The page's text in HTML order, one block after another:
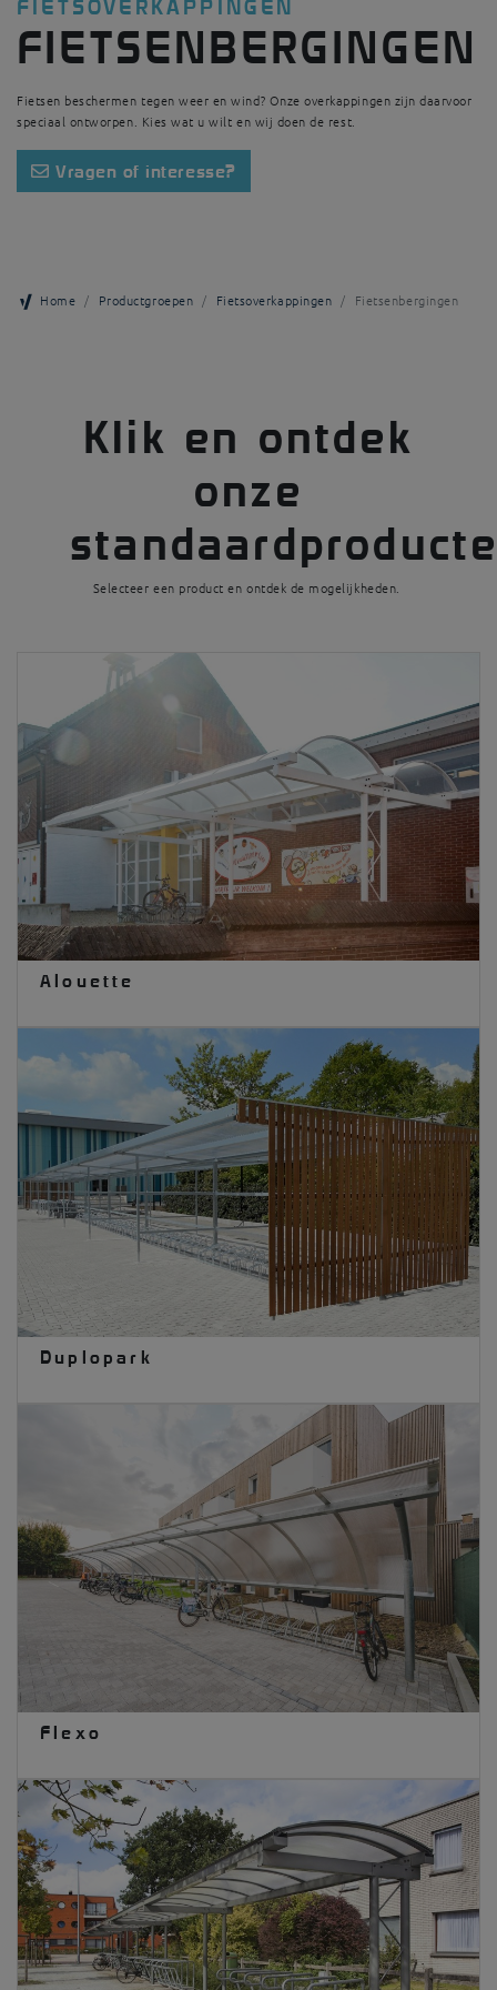
FIETSOVERKAPPINGEN
FIETSENBERGINGEN
Fietsen beschermen tegen weer en wind? Onze overkappingen zijn daarvoor
speciaal ontworpen. Kies wat u wilt en wij doen de rest.
Vragen of interesse?
Home Productgroepen Fietsoverkappingen Fietsenbergingen
Klik en ontdek
onze
Selecteer een product en ontdek de mogelijkheden.
Alouette
Duplopark
Flexo